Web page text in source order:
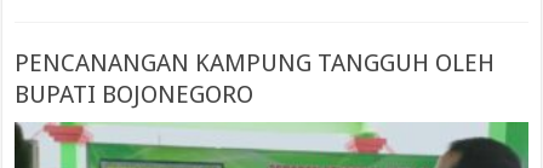
PENCANANGAN KAMPUNG TANGGUH OLEH
BUPATI BOJONEGORO